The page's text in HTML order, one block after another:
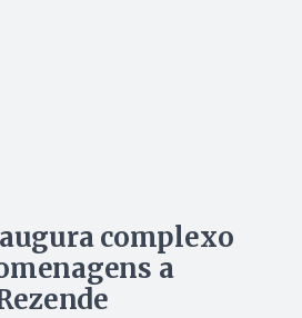
complexo
a